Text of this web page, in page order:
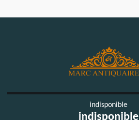
indisponible
indisponible